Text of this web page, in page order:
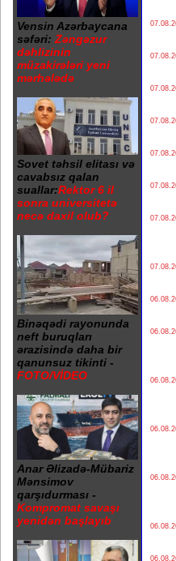
Vensin Azərbaycana
səfəri: Zəngəzur
dəhlizinin
müzakirələri yeni
mərhələdə
Sovet təhsil elitası və
cavabsız qalan
suallar:Rektor 6 il
sonra universitetə
necə daxil olub?
Binəqədi rayonunda
neft buruqları
ərazisində daha bir
qanunsuz tikinti -
FOTO/VİDEO
Anar Əlizadə-Mübariz
Mənsimov
qarşıdurması -
Kompromat savaşı
yenidən başlayıb